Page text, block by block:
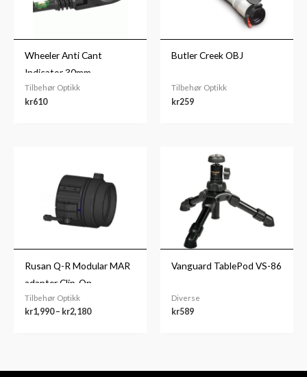
Wheeler Anti Cant
Indicator 30mm
Tilbehør Optikk
kr610
Butler Creek OBJ
Tilbehør Optikk
kr259
Rusan Q-R Modular MAR
adapter Clip-On
Tilbehør Optikk
kr1,990– kr2,180
til
kr2,180
Vanguard TablePod VS-86
Diverse
kr589